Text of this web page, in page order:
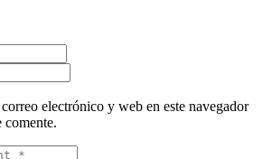
electrónico y web en este navegador
comente.